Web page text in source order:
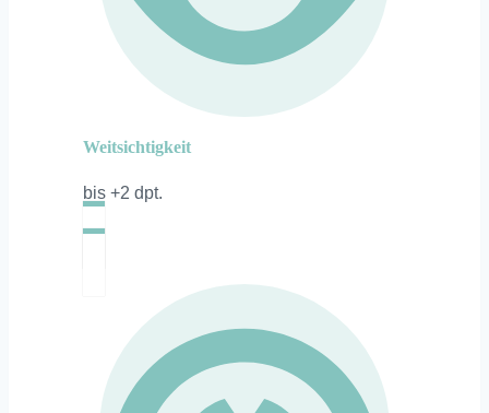
Weitsichtigkeit
bis +2 dpt.